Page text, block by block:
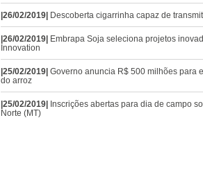
|26/02/2019| Descoberta cigarrinha capaz de
|26/02/2019| Embrapa Soja seleciona projetos
Innovation
|25/02/2019| Governo anuncia R$ 500 milhões para
do arroz
|25/02/2019| Inscrições abertas para dia de campo
Norte (MT)